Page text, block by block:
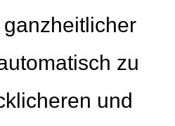
zu
und